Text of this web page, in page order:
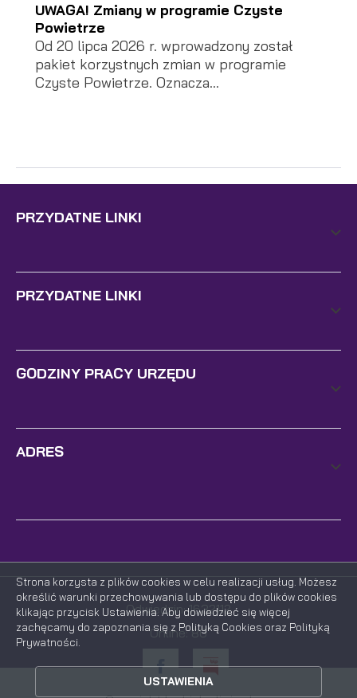
UWAGA! Zmiany w programie Czyste
Powietrze
Od 20 lipca 2026 r. wprowadzony został
pakiet korzystnych zmian w programie
Czyste Powietrze. Oznacza...
PRZYDATNE LINKI
PRZYDATNE LINKI
GODZINY PRACY URZĘDU
ADRES
Odwiedzin: 1632112
Online: 80
Strona korzysta z plików cookies w celu realizacji usług. Możesz
określić warunki przechowywania lub dostępu do plików cookies
klikając przycisk Ustawienia. Aby dowiedzieć się więcej
zachęcamy do zapoznania się z Polityką Cookies oraz Polityką
Prywatności.
USTAWIENIA
ZEZWÓL NA WSZYSTKIE